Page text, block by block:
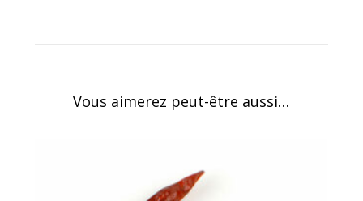
Vous aimerez peut-être aussi…